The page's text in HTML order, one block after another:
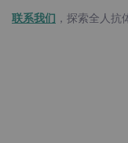
联系我们 ，探索全人抗